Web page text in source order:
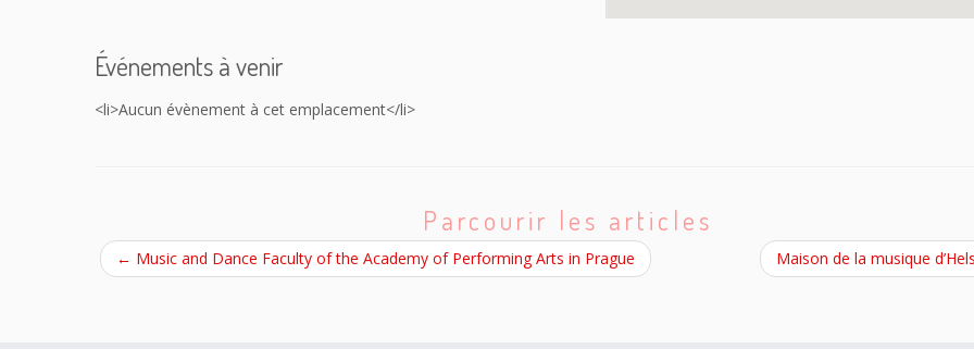
Événements à venir
<li>Aucun évènement à cet emplacement</li>
Parcourir les articles
← Music and Dance Faculty of the Academy of Performing Arts in Prague Maison de la musique